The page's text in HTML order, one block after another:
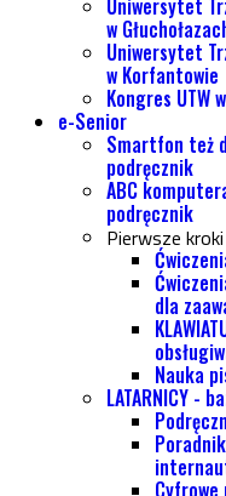
Uniwersytet
w
Uniwersytet
w Korfantowie
Kongres UTW
e-Senior
Smartfon też
podręcznik
ABC
podręcznik
Pierwsze
dla
Nauka
LATARNICY -